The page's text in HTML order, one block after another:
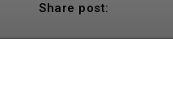
Share post: